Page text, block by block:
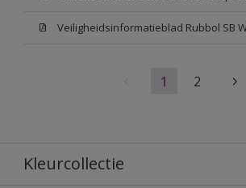
Veiligheidsinformatieblad Rubbol SB
1 2
Kleurcollectie